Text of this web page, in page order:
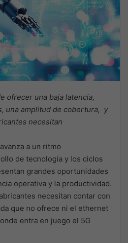
ofrecer una baja latencia,
una amplitud de cobertura, y
necesitan
a un ritmo
de tecnología y los ciclos
grandes oportunidades
operativa y la productividad.
necesitan contar con
que no ofrece ni el ethernet
entra en juego el 5G